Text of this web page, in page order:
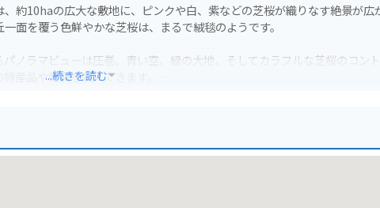
約10haの広大な敷地に、ピンクや白、紫などの芝桜が織りなす絶景が広
面を覆う色鮮やかな芝桜は、まるで絨毯のようです。
ノラマビューは圧巻。青い空、緑の大地、そしてカラフルな芝桜のコン
産品や軽食を購入できます。
。
...続きを読む